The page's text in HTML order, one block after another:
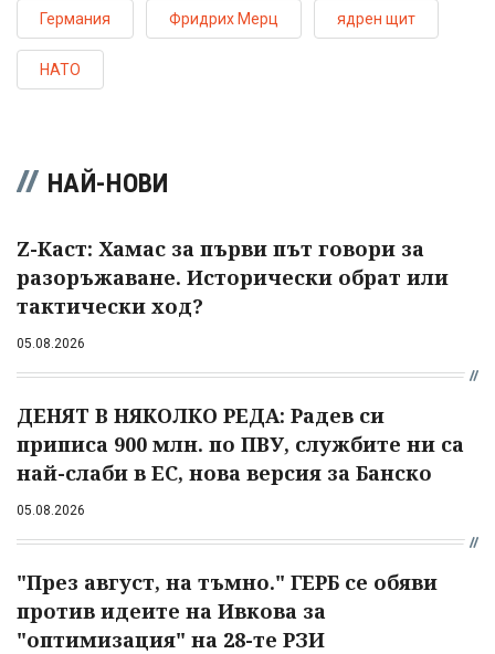
Германия Фридрих Мерц ядрен щит
НАТО
НАЙ-НОВИ
Z-Каст: Хамас за първи път говори за
разоръжаване. Исторически обрат или
тактически ход?
05.08.2026
ДЕНЯТ В НЯКОЛКО РЕДА: Радев си
приписа 900 млн. по ПВУ, службите ни са
най-слаби в ЕС, нова версия за Банско
05.08.2026
"През август, на тъмно." ГЕРБ се обяви
против идеите на Ивкова за
"оптимизация" на 28-те РЗИ